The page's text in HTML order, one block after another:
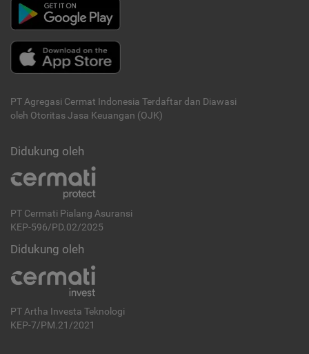
PT Agregasi Cermat Indonesia Terdaftar dan Diawasi
oleh Otoritas Jasa Keuangan (OJK)
Didukung oleh
PT Cermati Pialang Asuransi
KEP-596/PD.02/2025
Didukung oleh
PT Artha Investa Teknologi
KEP-7/PM.21/2021